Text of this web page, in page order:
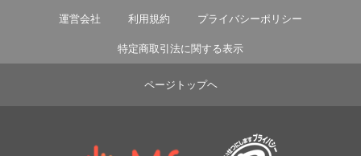
運営会社 利用規約 プライバシーポリシー
特定商取引法に関する表示
ページトップヘ